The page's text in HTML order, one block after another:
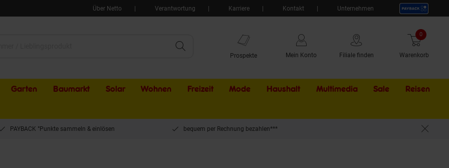
Über Netto Verantwortung Karriere Kontakt Unternehmen
Prospekte Mein Konto Filiale finden Warenkorb
0 Artikel
Garten Baumarkt Solar Wohnen Freizeit Mode Haushalt Multimedia Sale Externer
Reisen
PAYBACK °Punkte sammeln & einlösen bequem per Rechnung bezahlen***